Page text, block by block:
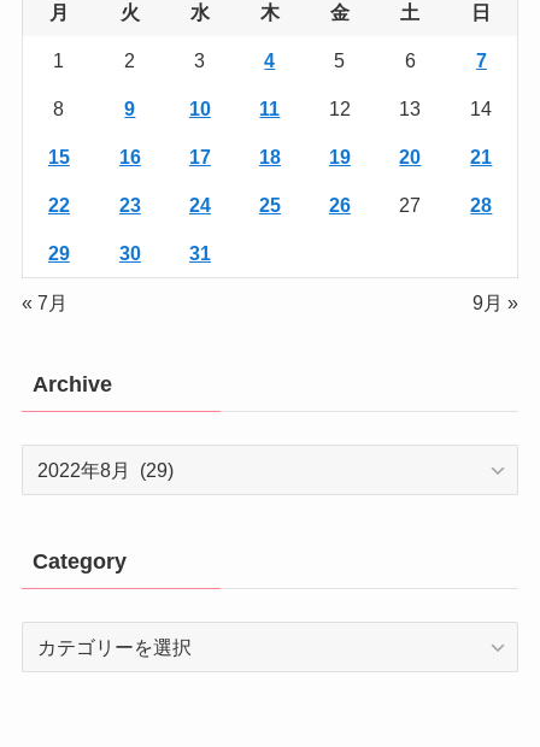
月 火 水 木 金 土 日
1 2 3 4 5 6 7
8 9 10 11 12 13 14
15 16 17 18 19 20 21
22 23 24 25 26 27 28
29 30 31
« 7月 9月 »
Archive
Archive
Category
Category